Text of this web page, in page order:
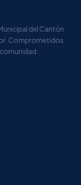
del Cantón
Comprometidos